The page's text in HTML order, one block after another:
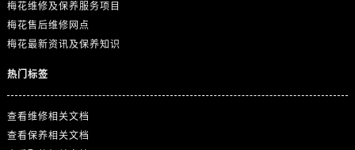
梅花维修及保养服务项目
梅花售后维修网点
梅花最新资讯及保养知识
热门标签
查看维修相关文档
查看保养相关文档